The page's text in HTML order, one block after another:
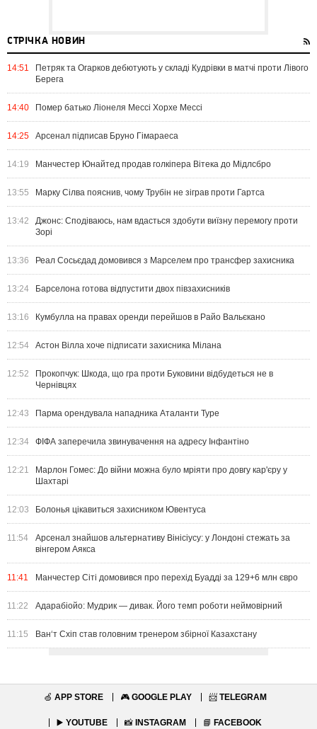
СТРІЧКА НОВИН
14:51
Петряк та Огарков дебютують у складі Кудрівки в матчі проти Лівого
Берега
14:40 Помер батько Ліонеля Мессі Хорхе Мессі
14:25 Арсенал підписав Бруно Гімараеса
14:19 Манчестер Юнайтед продав голкіпера Вітека до Мідлсбро
13:55 Марку Сілва пояснив, чому Трубін не зіграв проти Гартса
13:42
Джонс: Сподіваюсь, нам вдасться здобути виїзну перемогу проти
Зорі
13:36 Реал Сосьєдад домовився з Марселем про трансфер захисника
13:24 Барселона готова відпустити двох півзахисників
13:16 Кумбулла на правах оренди перейшов в Райо Вальєкано
12:54 Астон Вілла хоче підписати захисника Мілана
12:52
Прокопчук: Шкода, що гра проти Буковини відбудеться не в
Чернівцях
12:43 Парма орендувала нападника Аталанти Туре
12:34 ФІФА заперечила звинувачення на адресу Інфантіно
12:21
Марлон Гомес: До війни можна було мріяти про довгу кар'єру у
Шахтарі
12:03 Болонья цікавиться захисником Ювентуса
11:54
Арсенал знайшов альтернативу Вінісіусу: у Лондоні стежать за
вінгером Аякса
11:41 Манчестер Сіті домовився про перехід Буадді за 129+6 млн євро
11:22 Адарабіойо: Мудрик — дивак. Його темп роботи неймовірний
11:15 Ван‘т Схіп став головним тренером збірної Казахстану
🍏 APP STORE 🎮 GOOGLE PLAY 📨 TELEGRAM
▶️ YOUTUBE 📸 INSTAGRAM 📘 FACEBOOK